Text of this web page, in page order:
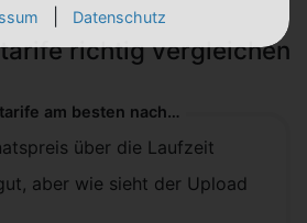
richtig vergleichen
Vergleiche Kabeltarife am besten nach diesen Punkten:
über die Laufzeit
aber wie sieht der Upload
Datenschutz